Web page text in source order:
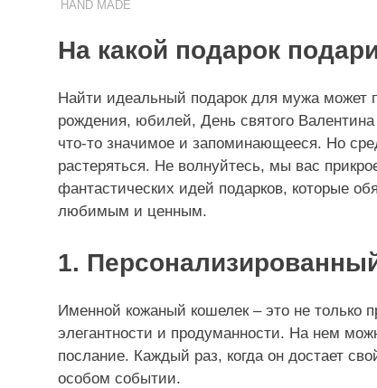
17.10.2023
ПОДАРЧЕК
HAND MADE
На какой подарок
Найти идеальный подарок для мужа может
рождения, юбилей, День святого
что-то значимое и запоминающееся. Но
растеряться. Не волнуйтесь, мы вас
фантастических идей подарков, которые
любимым и ценным.
1.
Именной кожаный кошелек – это не только
элегантности и продуманности. На нем
послание. Каждый раз, когда он достает
особом событии.